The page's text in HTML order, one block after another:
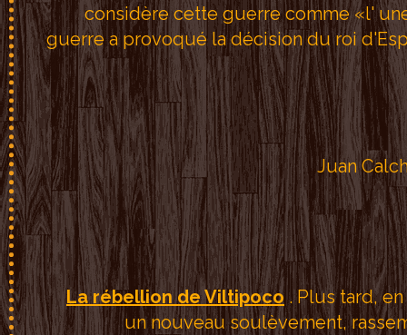
considère cette guerre comme «l'
guerre a provoqué la décision du roi
La rébellion de Viltipoco . Plus tard,
un nouveau soulèvement,